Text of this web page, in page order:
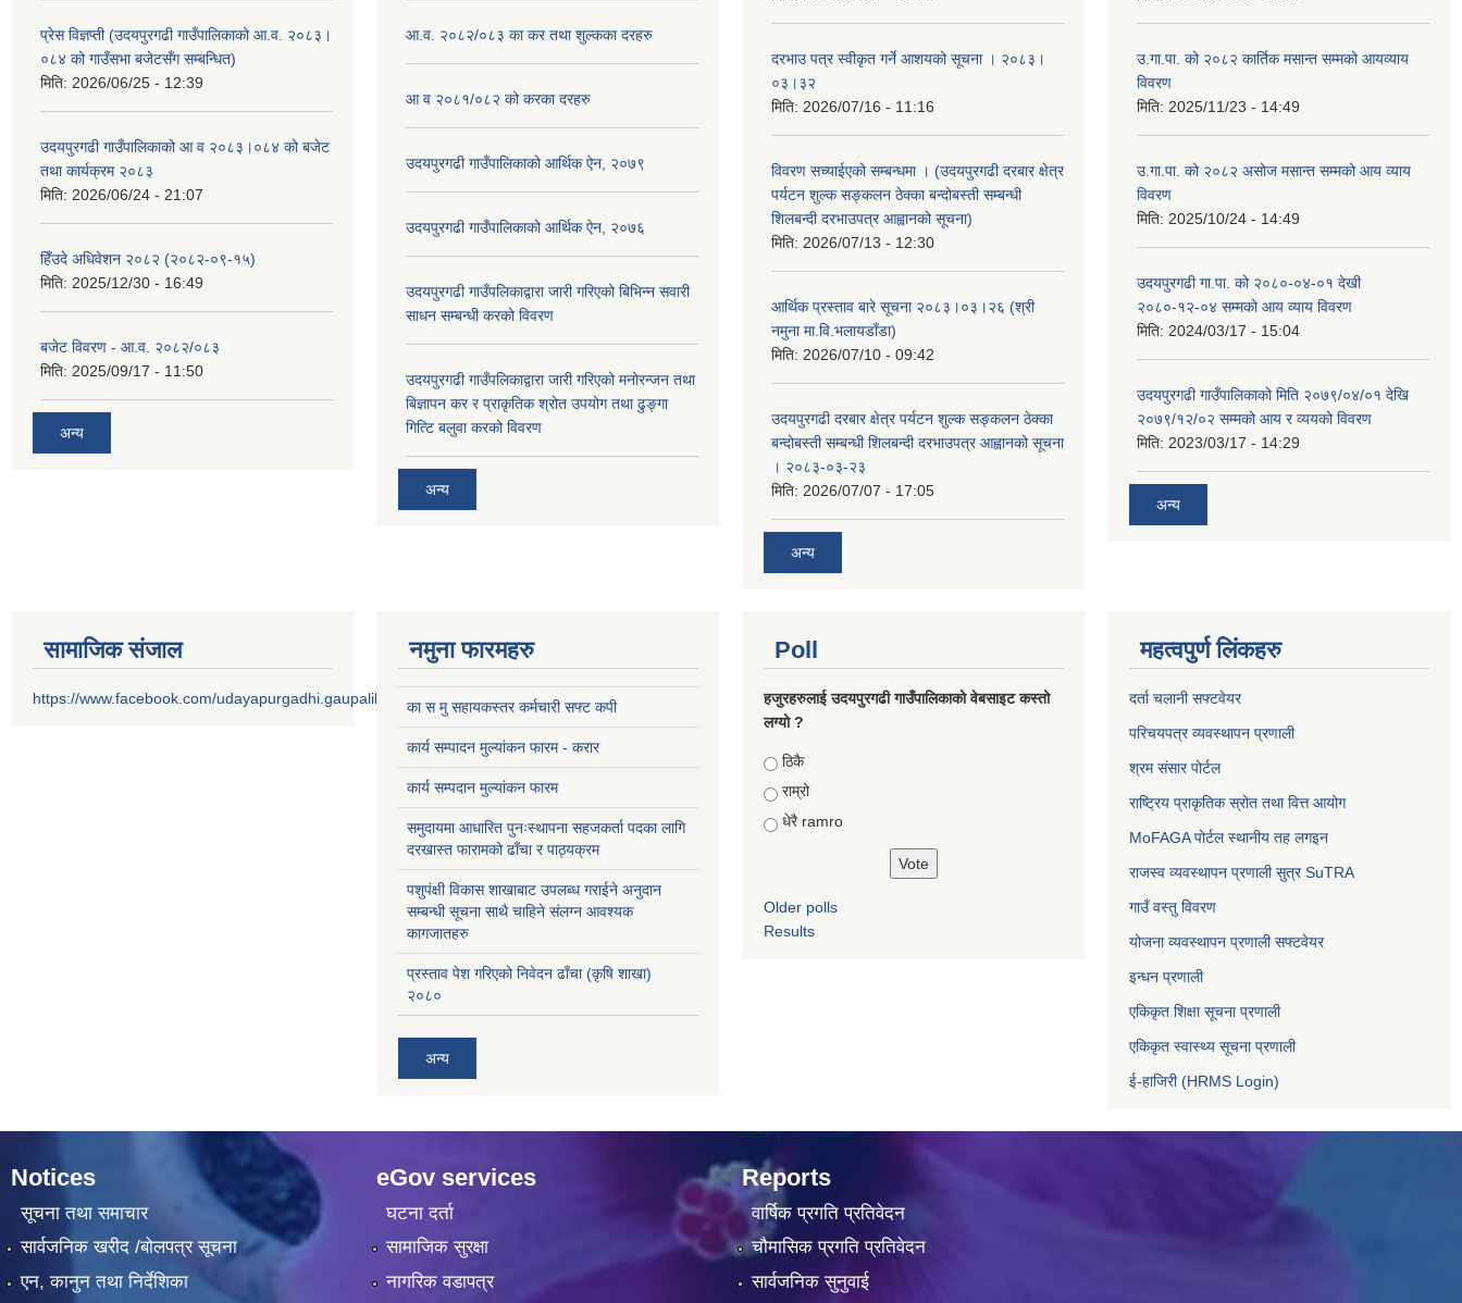
प्रेस विज्ञप्ती (उदयपुरगढी गाउँपालिकाको आ.व. २०८३।
०८४ को गाउँसभा बजेटसँग सम्बन्धित)
मिति: 2026/06/25 - 12:39
उदयपुरगढी गाउँपालिकाको आ व २०८३।०८४ को बजेट
तथा कार्यक्रम २०८३
मिति: 2026/06/24 - 21:07
हिँउदे अधिवेशन २०८२ (२०८२-०९-१५)
मिति: 2025/12/30 - 16:49
बजेट विवरण - आ.व. २०८२/०८३
मिति: 2025/09/17 - 11:50
अन्य
आ.व. २०८२/०८३ का कर तथा शुल्कका दरहरु
आ व २०८१/०८२ को करका दरहरु
उदयपुरगढी गाउँपालिकाको आर्थिक ऐन, २०७९
उदयपुरगढी गाउँपालिकाको आर्थिक ऐन, २०७६
उदयपुरगढी गाउँपलिकाद्वारा जारी गरिएको बिभिन्न सवारी
साधन सम्बन्धी करको विवरण
उदयपुरगढी गाउँपलिकाद्वारा जारी गरिएको मनोरन्जन तथा
बिज्ञापन कर र प्राकृतिक श्रोत उपयोग तथा ढुङ्गा
गित्टि बलुवा करको विवरण
अन्य
दरभाउ पत्र स्वीकृत गर्ने आशयको सूचना । २०८३।
०३।३२
मिति: 2026/07/16 - 11:16
विवरण सच्याईएको सम्बन्धमा । (उदयपुरगढी दरबार क्षेत्र
पर्यटन शुल्क सङ्कलन ठेक्का बन्दोबस्ती सम्बन्धी
शिलबन्दी दरभाउपत्र आह्वानको सूचना)
मिति: 2026/07/13 - 12:30
आर्थिक प्रस्ताव बारे सूचना २०८३।०३।२६ (श्री
नमुना मा.वि.भलायडाँडा)
मिति: 2026/07/10 - 09:42
उदयपुरगढी दरबार क्षेत्र पर्यटन शुल्क सङ्कलन ठेक्का
बन्दोबस्ती सम्बन्धी शिलबन्दी दरभाउपत्र आह्वानको सूचना
। २०८३-०३-२३
मिति: 2026/07/07 - 17:05
अन्य
उ.गा.पा. को २०८२ कार्तिक मसान्त सम्मको आयव्याय
विवरण
मिति: 2025/11/23 - 14:49
उ.गा.पा. को २०८२ असोज मसान्त सम्मको आय व्याय
विवरण
मिति: 2025/10/24 - 14:49
उदयपुरगढी गा.पा. को २०८०-०४-०१ देखी
२०८०-१२-०४ सम्मको आय व्याय विवरण
मिति: 2024/03/17 - 15:04
उदयपुरगढी गाउँपालिकाको मिति २०७९/०४/०१ देखि
२०७९/१२/०२ सम्मको आय र व्ययको विवरण
मिति: 2023/03/17 - 14:29
अन्य
सामाजिक संजाल
https://www.facebook.com/udayapurgadhi.gaupalika
नमुना फारमहरु
का स मु सहायकस्तर कर्मचारी सफ्ट कपी
कार्य सम्पादन मुल्यांकन फारम - करार
कार्य सम्पदान मुल्यांकन फारम
समुदायमा आधारित पुनःस्थापना सहजकर्ता पदका लागि
दरखास्त फारामको ढाँचा र पाठ्यक्रम
पशुपंक्षी विकास शाखाबाट उपलब्ध गराईने अनुदान
सम्बन्धी सूचना साथै चाहिने संलग्न आवश्यक
कागजातहरु
प्रस्ताव पेश गरिएको निवेदन ढाँचा (कृषि शाखा)
२०८०
अन्य
Poll
हजुरहरुलाई उदयपुरगढी गाउँपालिकाको वेबसाइट कस्तो
लग्यो ?
Choices
ठिकै
राम्रो
धेरै ramro
Older polls
Results
महत्वपुर्ण लिंकहरु
दर्ता चलानी सफ्टवेयर
परिचयपत्र व्यवस्थापन प्रणाली
श्रम संसार पोर्टल
राष्ट्रिय प्राकृतिक स्रोत तथा वित्त आयोग
MoFAGA पोर्टल स्थानीय तह लगइन
राजस्व व्यवस्थापन प्रणाली सुत्र SuTRA
गाउँ वस्तु विवरण
योजना व्यवस्थापन प्रणाली सफ्टवेयर
इन्धन प्रणाली
एकिकृत शिक्षा सूचना प्रणाली
एकिकृत स्वास्थ्य सूचना प्रणाली
ई-हाजिरी (HRMS Login)
Notices
सूचना तथा समाचार
सार्वजनिक खरीद /बोलपत्र सूचना
एन, कानुन तथा निर्देशिका
eGov services
घटना दर्ता
सामाजिक सुरक्षा
नागरिक वडापत्र
Reports
वार्षिक प्रगति प्रतिवेदन
चौमासिक प्रगति प्रतिवेदन
सार्वजनिक सुनुवाई